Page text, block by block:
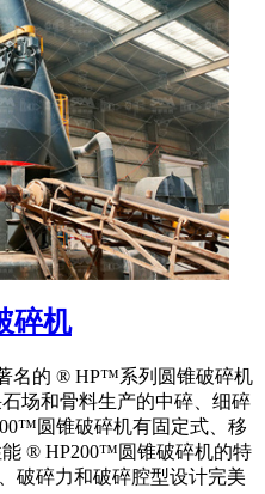
碎机
名的 ® HP™系列圆锥破碎机
场和骨料生产的中碎、细碎
圆锥破碎机有固定式、移
® HP200™圆锥破碎机的特
破碎力和破碎腔型设计完美